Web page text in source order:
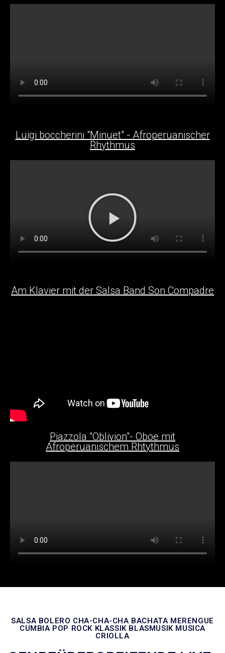
Luigi boccherini "Minuet" - Afroperuanischer
Rhythmus
Am Klavier mit der Salsa Band Son Compadre
Piazzola "Oblivion"- Oboe mit
Afroperuanischem Rhtythmus
SALSA BOLERO CHA-CHA-CHA BACHATA MERENGUE
CUMBIA POP ROCK KLASSIK BLASMUSIK MUSICA
CRIOLLA